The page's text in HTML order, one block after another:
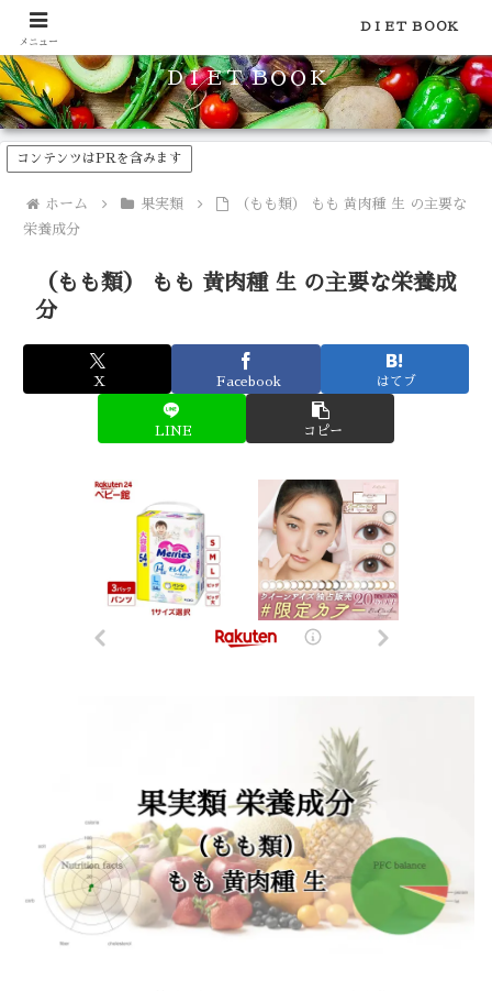
食品のカロリーや糖質などの栄養素がわかる！健康やダイエットに
ＤＩＥＴ ＢＯＯＫ
コンテンツはPRを含みます
ホーム 果実類
（もも類） もも 黄肉種 生 の主要な
栄養成分
（もも類） もも 黄肉種 生 の主要な栄養成
分
X Facebook はてブ
LINE コピー
メニュー
ＤＩＥＴ ＢＯＯＫ